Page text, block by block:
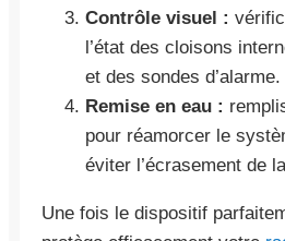
Contrôle visuel :
l’état des cloisons
et des sondes d’alarme.
Remise en eau :
pour réamorcer le
éviter l’écrasement de
Une fois le dispositif